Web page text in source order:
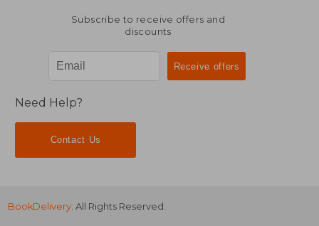
Subscribe to receive offers and
discounts
Need Help?
Contact Us
BookDelivery . All Rights Reserved.